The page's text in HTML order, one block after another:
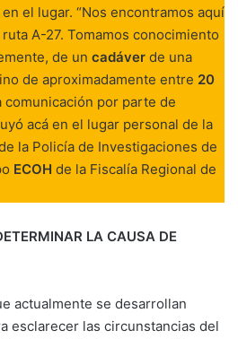
el lugar. “Nos encontramos aquí
A-27. Tomamos conocimiento
de un cadáver de una
de aproximadamente entre 20
comunicación por parte de
acá en el lugar personal de la
la Policía de Investigaciones de
ECOH de la Fiscalía Regional de
LA CAUSA DE
actualmente se desarrollan
esclarecer las circunstancias del